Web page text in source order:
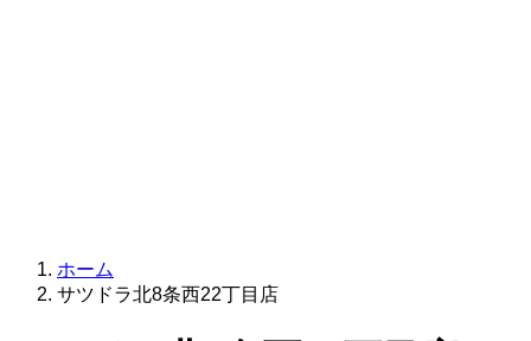
ホーム
サツドラ北8条西22丁目店